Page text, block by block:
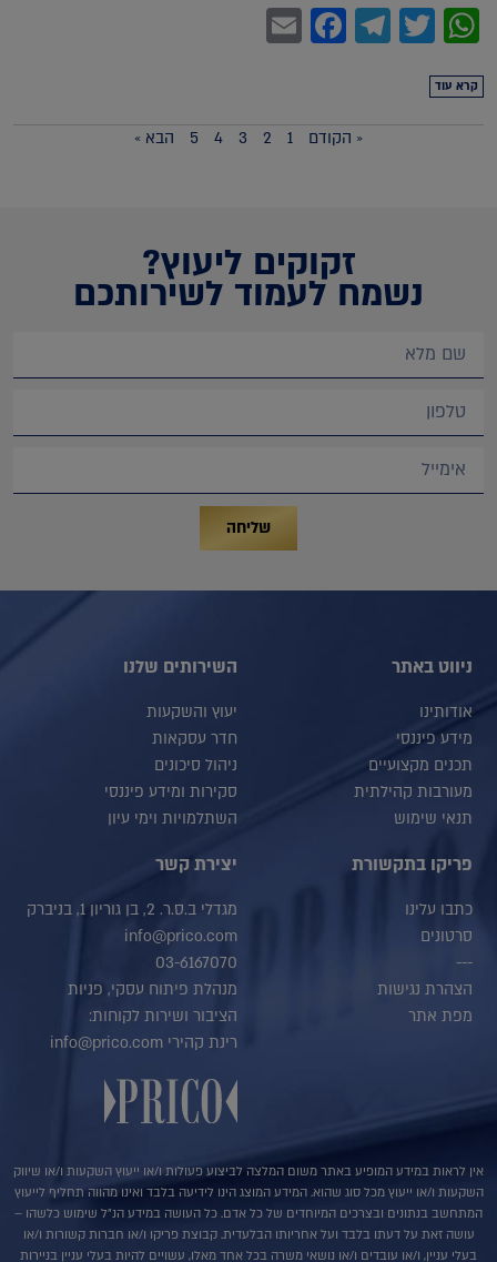
WhatsApp
Twitter
Telegram
Facebook
קרא עוד
« הקודם 1
2
3
4
5 הבא »
זקוקים ליעוץ?
נשמח לעמוד לשירותכם
שליחה
ניווט באתר
אודותינו
מידע פיננסי
תכנים מקצועיים
מעורבות קהילתית
תנאי שימוש
השירותים שלנו
יעוץ והשקעות
חדר עסקאות
ניהול סיכונים
סקירות ומידע פיננסי
השתלמויות וימי עיון
פריקו בתקשורת
כתבו עלינו
סרטונים
---
הצהרת נגישות
מפת אתר
יצירת קשר
מגדלי ב.ס.ר. 2, בן גוריון 1, בניברק
info@prico.com
03-6167070
מנהלת פיתוח עסקי, פניות
הציבור ושירות לקוחות:
רינת קהירי info@prico.com
אין לראות במידע המופיע באתר משום המלצה לביצוע פעולות ו/או ייעוץ השקעות ו/או שיווק
השקעות ו/או ייעוץ מכל סוג שהוא. המידע המוצג הינו לידיעה בלבד ואינו מהווה תחליף לייעוץ
המתחשב בנתונים ובצרכים המיוחדים של כל אדם. כל העושה במידע הנ"ל שימוש כלשהו –
עושה זאת על דעתו בלבד ועל אחריותו הבלעדית. קבוצת פריקו ו/או חברות קשורות ו/או
בעלי עניין, ו/או עובדים ו/או נושאי משרה בכל אחד מאלו, עשויים להיות בעלי עניין בניירות